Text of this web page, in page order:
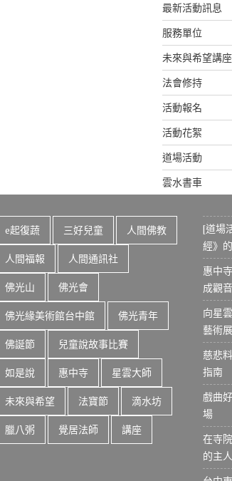
最新活動訊息
服務單位
未來與希望講座
法會修持
活動報名
活動花絮
道場活動
雲水書車
e起復蔬 三好兒童 人間佛教
人間福報 人間通訊社
佛光山 佛光會
佛光緣美術館台中館 佛光青年
佛誕節 兒童說故事比賽
如是說 惠中寺 星雲大師
未來與希望 法寶節 滴水坊
臘八粥 覺居法師 講座
[道場
經》
惠中
成觀
向星
藝術展
慈悲
指南
戲曲
場
在寺
的主人